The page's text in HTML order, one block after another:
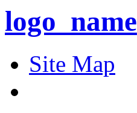
logo_name
Site Map